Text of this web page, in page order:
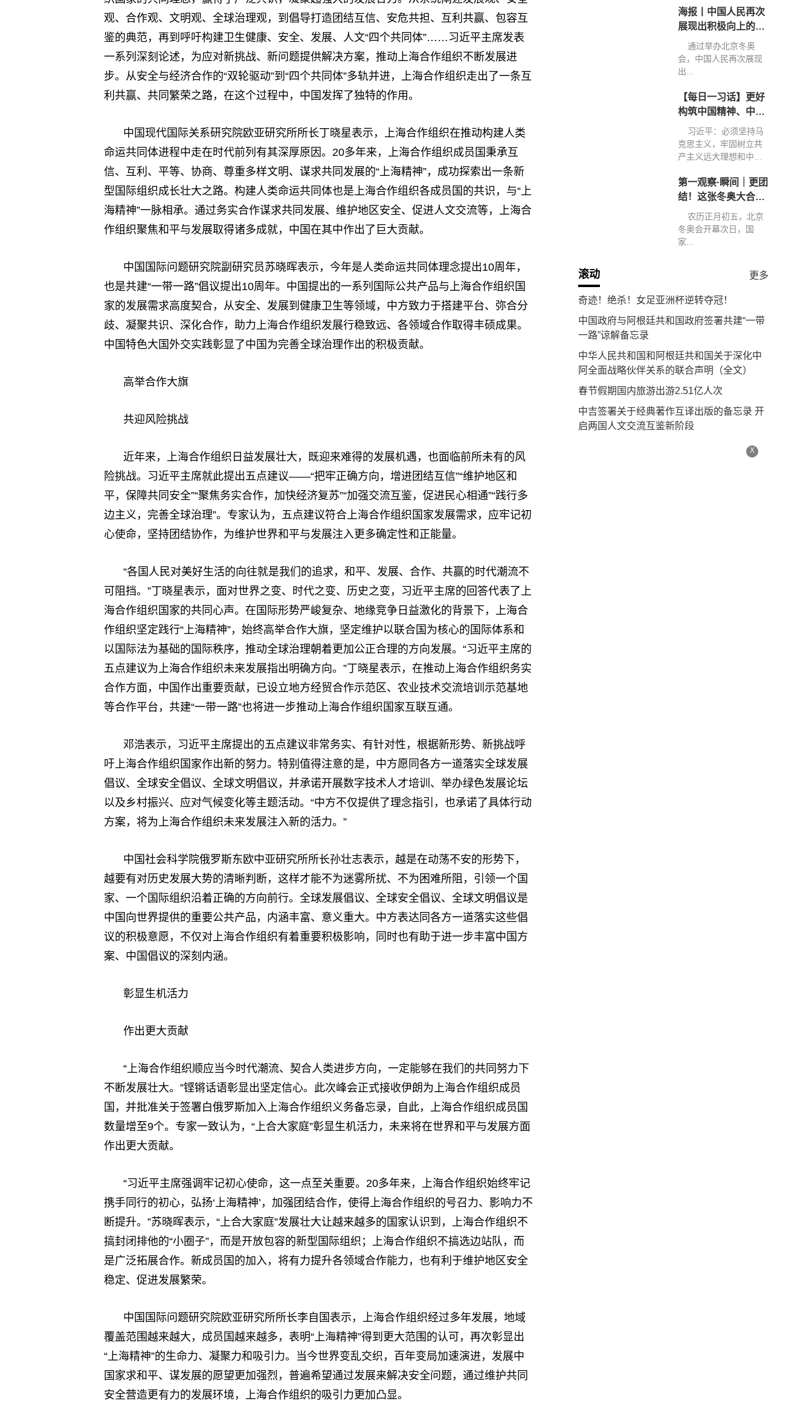
观、合作观、文明观、全球治理观，到倡导打造团结互信、安危共担、互利共赢、包容互
鉴的典范，再到呼吁构建卫生健康、安全、发展、人文“四个共同体”……习近平主席发表
一系列深刻论述，为应对新挑战、新问题提供解决方案，推动上海合作组织不断发展进
步。从安全与经济合作的“双轮驱动”到“四个共同体”多轨并进，上海合作组织走出了一条互
利共赢、共同繁荣之路，在这个过程中，中国发挥了独特的作用。
中国现代国际关系研究院欧亚研究所所长丁晓星表示，上海合作组织在推动构建人类
命运共同体进程中走在时代前列有其深厚原因。20多年来，上海合作组织成员国秉承互
信、互利、平等、协商、尊重多样文明、谋求共同发展的“上海精神”，成功探索出一条新
型国际组织成长壮大之路。构建人类命运共同体也是上海合作组织各成员国的共识，与“上
海精神”一脉相承。通过务实合作谋求共同发展、维护地区安全、促进人文交流等，上海合
作组织聚焦和平与发展取得诸多成就，中国在其中作出了巨大贡献。
中国国际问题研究院副研究员苏晓晖表示，今年是人类命运共同体理念提出10周年，
也是共建“一带一路”倡议提出10周年。中国提出的一系列国际公共产品与上海合作组织国
家的发展需求高度契合，从安全、发展到健康卫生等领域，中方致力于搭建平台、弥合分
歧、凝聚共识、深化合作，助力上海合作组织发展行稳致远、各领域合作取得丰硕成果。
中国特色大国外交实践彰显了中国为完善全球治理作出的积极贡献。
高举合作大旗
共迎风险挑战
近年来，上海合作组织日益发展壮大，既迎来难得的发展机遇，也面临前所未有的风
险挑战。习近平主席就此提出五点建议——“把牢正确方向，增进团结互信”“维护地区和
平，保障共同安全”“聚焦务实合作，加快经济复苏”“加强交流互鉴，促进民心相通”“践行多
边主义，完善全球治理”。专家认为，五点建议符合上海合作组织国家发展需求，应牢记初
心使命，坚持团结协作，为维护世界和平与发展注入更多确定性和正能量。
“各国人民对美好生活的向往就是我们的追求，和平、发展、合作、共赢的时代潮流不
可阻挡。”丁晓星表示，面对世界之变、时代之变、历史之变，习近平主席的回答代表了上
海合作组织国家的共同心声。在国际形势严峻复杂、地缘竞争日益激化的背景下，上海合
作组织坚定践行“上海精神”，始终高举合作大旗，坚定维护以联合国为核心的国际体系和
以国际法为基础的国际秩序，推动全球治理朝着更加公正合理的方向发展。“习近平主席的
五点建议为上海合作组织未来发展指出明确方向。”丁晓星表示，在推动上海合作组织务实
合作方面，中国作出重要贡献，已设立地方经贸合作示范区、农业技术交流培训示范基地
等合作平台，共建“一带一路”也将进一步推动上海合作组织国家互联互通。
邓浩表示，习近平主席提出的五点建议非常务实、有针对性，根据新形势、新挑战呼
吁上海合作组织国家作出新的努力。特别值得注意的是，中方愿同各方一道落实全球发展
倡议、全球安全倡议、全球文明倡议，并承诺开展数字技术人才培训、举办绿色发展论坛
以及乡村振兴、应对气候变化等主题活动。“中方不仅提供了理念指引，也承诺了具体行动
方案，将为上海合作组织未来发展注入新的活力。”
中国社会科学院俄罗斯东欧中亚研究所所长孙壮志表示，越是在动荡不安的形势下，
越要有对历史发展大势的清晰判断，这样才能不为迷雾所扰、不为困难所阻，引领一个国
家、一个国际组织沿着正确的方向前行。全球发展倡议、全球安全倡议、全球文明倡议是
中国向世界提供的重要公共产品，内涵丰富、意义重大。中方表达同各方一道落实这些倡
议的积极意愿，不仅对上海合作组织有着重要积极影响，同时也有助于进一步丰富中国方
案、中国倡议的深刻内涵。
彰显生机活力
作出更大贡献
“上海合作组织顺应当今时代潮流、契合人类进步方向，一定能够在我们的共同努力下
不断发展壮大。”铿锵话语彰显出坚定信心。此次峰会正式接收伊朗为上海合作组织成员
国，并批准关于签署白俄罗斯加入上海合作组织义务备忘录，自此，上海合作组织成员国
数量增至9个。专家一致认为，“上合大家庭”彰显生机活力，未来将在世界和平与发展方面
作出更大贡献。
“习近平主席强调牢记初心使命，这一点至关重要。20多年来，上海合作组织始终牢记
携手同行的初心，弘扬‘上海精神’，加强团结合作，使得上海合作组织的号召力、影响力不
断提升。”苏晓晖表示，“上合大家庭”发展壮大让越来越多的国家认识到，上海合作组织不
搞封闭排他的“小圈子”，而是开放包容的新型国际组织；上海合作组织不搞选边站队，而
是广泛拓展合作。新成员国的加入，将有力提升各领域合作能力，也有利于维护地区安全
稳定、促进发展繁荣。
中国国际问题研究院欧亚研究所所长李自国表示，上海合作组织经过多年发展，地域
覆盖范围越来越大，成员国越来越多，表明“上海精神”得到更大范围的认可，再次彰显出
“上海精神”的生命力、凝聚力和吸引力。当今世界变乱交织，百年变局加速演进，发展中
国家求和平、谋发展的愿望更加强烈，普遍希望通过发展来解决安全问题，通过维护共同
安全营造更有力的发展环境，上海合作组织的吸引力更加凸显。
海报丨中国人民再次
展现出积极向上的精
神和力量
通过举办北京冬奥
会，中国人民再次展现
出...
【每日一习话】更好
构筑中国精神、中国
价值、中国力量
习近平：必须坚持马
克思主义，牢固树立共
产主义远大理想和中国
第一观察·瞬间｜更团
结！这张冬奥大合影
弥足珍贵
农历正月初五，北京
冬奥会开幕次日，国
家...
滚动 更多
奇迹！绝杀！女足亚洲杯逆转夺冠！
中国政府与阿根廷共和国政府签署共建“一带
一路”谅解备忘录
中华人民共和国和阿根廷共和国关于深化中
阿全面战略伙伴关系的联合声明（全文）
春节假期国内旅游出游2.51亿人次
中吉签署关于经典著作互译出版的备忘录 开
启两国人文交流互鉴新阶段
X